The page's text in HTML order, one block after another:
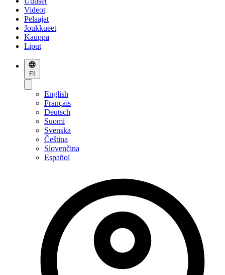
Videot
Pelaajat
Joukkueet
Kauppa
Liput
FI
English
Français
Deutsch
Suomi
Svenska
Čeština
Slovenčina
Español